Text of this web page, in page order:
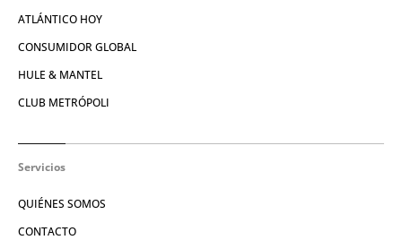
ATLÁNTICO HOY
CONSUMIDOR GLOBAL
HULE & MANTEL
CLUB METRÓPOLI
Servicios
QUIÉNES SOMOS
CONTACTO